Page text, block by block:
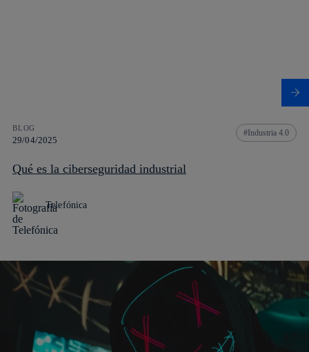
BLOG
29/04/2025
Industria 4.0
Qué es la ciberseguridad industrial
Telefónica